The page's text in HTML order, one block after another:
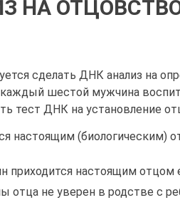
НА
сделать ДНК анализ на
шестой мужчина
тест ДНК на установление
настоящим (биологическим)
настоящим отцом
отца не уверен в родстве с